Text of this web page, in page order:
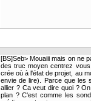
[BS]Seb> Mouaiii mais on ne
des truc moyen centrez
crée où à l'état de projet, au
envie de lire). Parce que les
allier ? Ca veut dire quoi ?
plan ? C'est comme les